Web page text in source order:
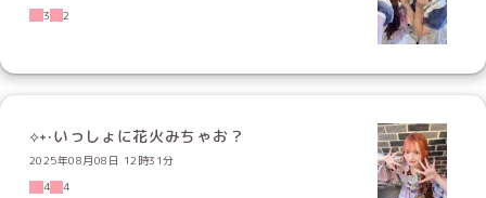
3
2
⟡˖·いっしょに花火みちゃお？
2025年08月08日 12時31分
4
4